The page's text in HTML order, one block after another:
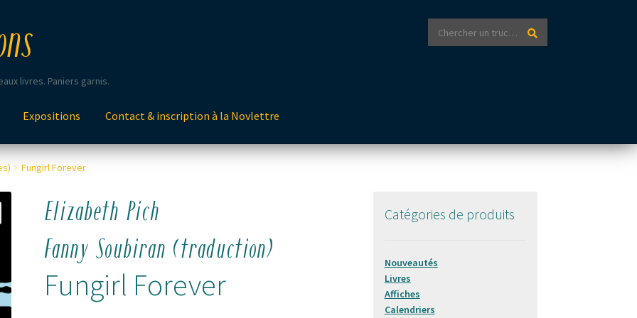
livres. Paniers garnis.
Expositions Contact & inscription à la Novlettre
Fungirl Forever
Elizabeth Pich
Fanny Soubiran (traduction)
Fungirl Forever
Catégories de produits
Nouveautés
Livres
Affiches
Calendriers